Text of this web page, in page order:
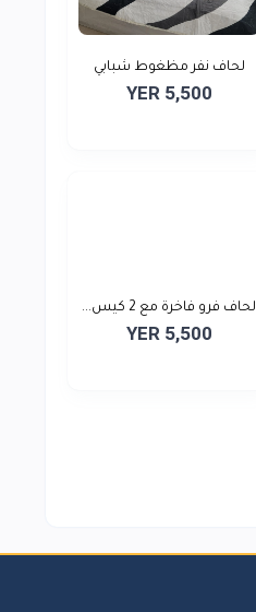
لحاف نفر مظغوط شبابي
YER 5,500
لحاف فرو فاخرة مع 2 كيس...
YER 5,500